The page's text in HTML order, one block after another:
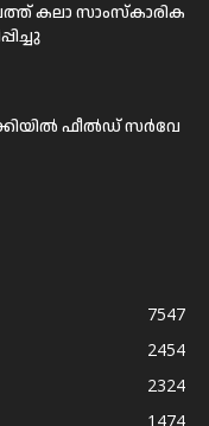
കലാ സാംസ്കാരിക
ഫീല്‍ഡ് സര്‍വേ
7547
2454
2324
1474